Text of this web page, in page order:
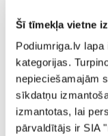
Šī tīmekļa vietne
Podiumriga.lv
kategorijas.
nepieciešamajām
sīkdatņu
izmantotas, lai
pārvaldītājs ir SIA